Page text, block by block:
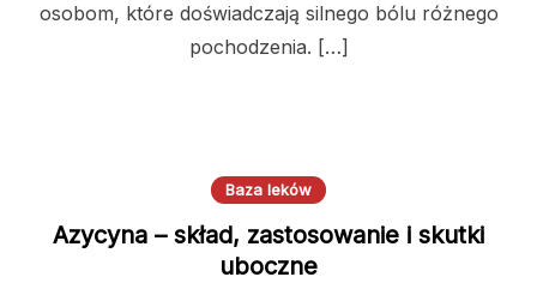
osobom, które doświadczają silnego bólu różnego
pochodzenia. […]
Baza leków
Azycyna – skład, zastosowanie i skutki
uboczne